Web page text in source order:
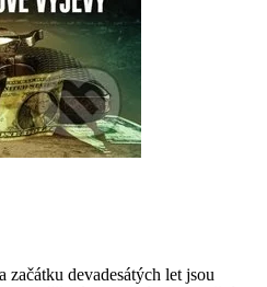
začátku devadesátých let jsou